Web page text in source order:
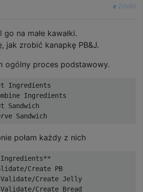
źródło
go na małe kawałki.
jak zrobić kanapkę PB&J.
ogólny proces podstawowy.
Ingredients
Ingredients
Sandwich
połam każdy z nich
Create PB
Create Jelly
Create Bread